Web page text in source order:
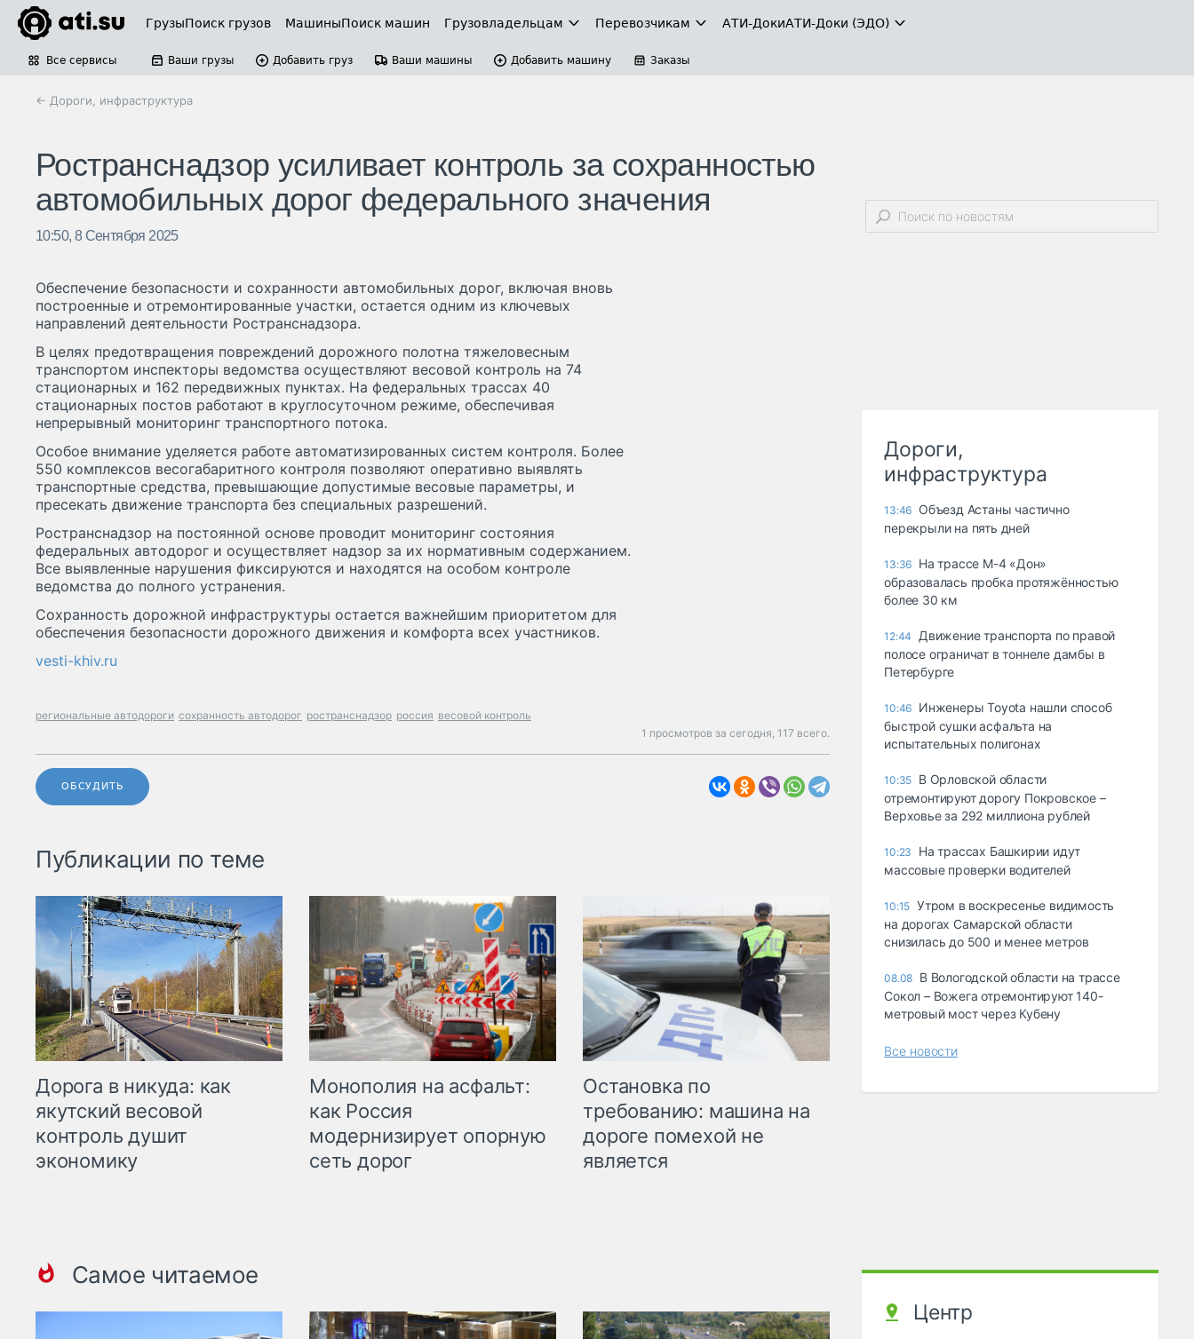
ГрузыПоиск грузов МашиныПоиск машин Грузовладельцам Перевозчикам АТИ-ДокиАТИ-Доки (ЭДО)
Все сервисы Ваши грузы Добавить груз Ваши машины Добавить машину Заказы
← Дороги, инфраструктура
Ространснадзор усиливает контроль за сохранностью
автомобильных дорог федерального значения
10:50, 8 Сентября 2025
Обеспечение безопасности и сохранности автомобильных дорог, включая вновь
построенные и отремонтированные участки, остается одним из ключевых
направлений деятельности Ространснадзора.
В целях предотвращения повреждений дорожного полотна тяжеловесным
транспортом инспекторы ведомства осуществляют весовой контроль на 74
стационарных и 162 передвижных пунктах. На федеральных трассах 40
стационарных постов работают в круглосуточном режиме, обеспечивая
непрерывный мониторинг транспортного потока.
Особое внимание уделяется работе автоматизированных систем контроля. Более
550 комплексов весогабаритного контроля позволяют оперативно выявлять
транспортные средства, превышающие допустимые весовые параметры, и
пресекать движение транспорта без специальных разрешений.
Ространснадзор на постоянной основе проводит мониторинг состояния
федеральных автодорог и осуществляет надзор за их нормативным содержанием.
Все выявленные нарушения фиксируются и находятся на особом контроле
ведомства до полного устранения.
Сохранность дорожной инфраструктуры остается важнейшим приоритетом для
обеспечения безопасности дорожного движения и комфорта всех участников.
vesti-khiv.ru
региональные автодороги сохранность автодорог ространснадзор россия весовой контроль
1 просмотров за сегодня, 117 всего.
ОБСУДИТЬ
Публикации по теме
Дорога в никуда: как
якутский весовой
контроль душит
экономику
Монополия на асфальт:
как Россия
модернизирует опорную
сеть дорог
Остановка по
требованию: машина на
дороге помехой не
является
Самое читаемое
Дороги,
инфраструктура
13:46 Объезд Астаны частично
перекрыли на пять дней
13:36 На трассе М-4 «Дон»
образовалась пробка протяжённостью
более 30 км
12:44
Движение транспорта по правой
полосе ограничат в тоннеле дамбы в
Петербурге
10:46 Инженеры Toyota нашли способ
быстрой сушки асфальта на
испытательных полигонах
10:35 В Орловской области
отремонтируют дорогу Покровское –
Верховье за 292 миллиона рублей
10:23
На трассах Башкирии идут
массовые проверки водителей
10:15 Утром в воскресенье видимость
на дорогах Самарской области
снизилась до 500 и менее метров
08.08 В Вологодской области на трассе
Сокол – Вожега отремонтируют 140-
метровый мост через Кубену
Все новости
Центр